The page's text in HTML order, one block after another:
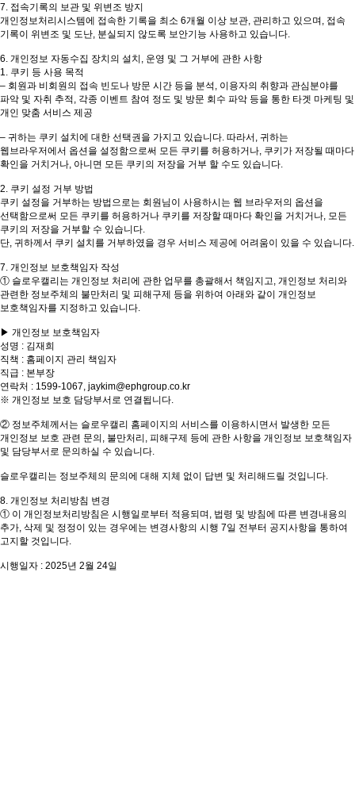
7. 접속기록의 보관 및 위변조 방지
개인정보처리시스템에 접속한 기록을 최소 6개월 이상 보관, 관리하고 있으며, 접속
기록이 위변조 및 도난, 분실되지 않도록 보안기능 사용하고 있습니다.
6. 개인정보 자동수집 장치의 설치, 운영 및 그 거부에 관한 사항
1. 쿠키 등 사용 목적
– 회원과 비회원의 접속 빈도나 방문 시간 등을 분석, 이용자의 취향과 관심분야를
파악 및 자취 추적, 각종 이벤트 참여 정도 및 방문 회수 파악 등을 통한 타겟 마케팅 및
개인 맞춤 서비스 제공
– 귀하는 쿠키 설치에 대한 선택권을 가지고 있습니다. 따라서, 귀하는
웹브라우저에서 옵션을 설정함으로써 모든 쿠키를 허용하거나, 쿠키가 저장될 때마다
확인을 거치거나, 아니면 모든 쿠키의 저장을 거부 할 수도 있습니다.
2. 쿠키 설정 거부 방법
쿠키 설정을 거부하는 방법으로는 회원님이 사용하시는 웹 브라우저의 옵션을
선택함으로써 모든 쿠키를 허용하거나 쿠키를 저장할 때마다 확인을 거치거나, 모든
쿠키의 저장을 거부할 수 있습니다.
단, 귀하께서 쿠키 설치를 거부하였을 경우 서비스 제공에 어려움이 있을 수 있습니다.
7. 개인정보 보호책임자 작성
① 슬로우캘리는 개인정보 처리에 관한 업무를 총괄해서 책임지고, 개인정보 처리와
관련한 정보주체의 불만처리 및 피해구제 등을 위하여 아래와 같이 개인정보
보호책임자를 지정하고 있습니다.
▶ 개인정보 보호책임자
성명 : 김재희
직책 : 홈페이지 관리 책임자
직급 : 본부장
연락처 : 1599-1067, jaykim@ephgroup.co.kr
※ 개인정보 보호 담당부서로 연결됩니다.
② 정보주체께서는 슬로우캘리 홈페이지의 서비스를 이용하시면서 발생한 모든
개인정보 보호 관련 문의, 불만처리, 피해구제 등에 관한 사항을 개인정보 보호책임자
및 담당부서로 문의하실 수 있습니다.
슬로우캘리는 정보주체의 문의에 대해 지체 없이 답변 및 처리해드릴 것입니다.
8. 개인정보 처리방침 변경
① 이 개인정보처리방침은 시행일로부터 적용되며, 법령 및 방침에 따른 변경내용의
추가, 삭제 및 정정이 있는 경우에는 변경사항의 시행 7일 전부터 공지사항을 통하여
고지할 것입니다.
시행일자 : 2025년 2월 24일